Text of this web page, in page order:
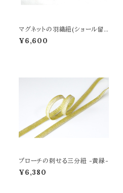
マグネットの羽織紐(ショール留
め) -薄紅梅-
¥6,600
ブローチの刺せる三分紐 -黄緑-
¥6,380